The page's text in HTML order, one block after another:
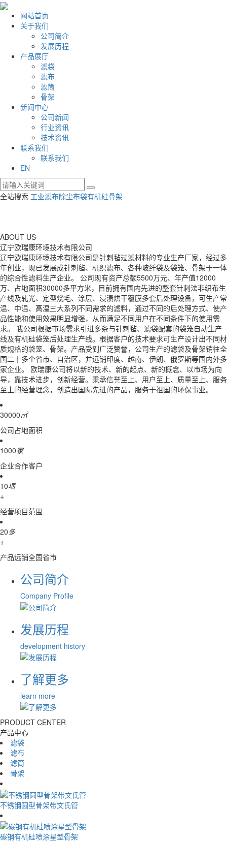
网站首页
关于我们
公司简介
发展历程
产品展厅
滤袋
滤布
滤筒
骨架
新闻中心
公司新闻
行业资讯
技术资讯
联系我们
联系我们
EN
全站搜索 工业滤布除尘布袋有机硅骨架
ABOUT US
辽宁欧瑞康环境技术有限公司
辽宁欧瑞康环境技术有限公司是针刺毡过滤材料的专业生产厂家，经过多
年创业，现已发展成针刺毡、机织滤布、各种玻纤袋及袋笼、骨架于一体
的综合性滤料生产企业。 公司现有资产总额5500万元、年产值12000
万、占地面积30000多平方米，目前拥有国内先进的整套针刺法非织布生
产线及轧光、定型烧毛、涂层、浸渍烘干覆膜多套后处理设备，可生产常
温、中温、高温三大系列不同需求的滤料，通过不同的后处理方式、使产
品性能和使用效果明显增强，从而满足不同用户在不同条件下的使用需
求。 我公司根据市场需求引进多条与针刺毡、滤袋配套的袋笼自动生产
线及有机硅袋笼后处理生产线。根据客户的技术要求可生产设计出不同材
质规格的袋笼、骨架。产品受到广泛赞誉，公司生产的滤袋及骨架销往全
国二十多个省市、自治区，并远销印度、越南、伊朗、俄罗斯等国内外多
家企业。 欧瑞康公司将以新的技术、新的起点、新的概念、以市场为向
导，靠技术进步，创新经营。秉承信誉至上、用户至上、质量至上、服务
至上的经营理念，创造出国际先进的产品，服务于祖国的环保事业。
30000㎡
公司占地面积
1000家
企业合作客户
10项
+
经营项目范围
20多
+
产品远销全国省市
公司简介
Company Profile
发展历程
development history
了解更多
learn more
PRODUCT CENTER
产品中心
滤袋
滤布
滤筒
骨架
不锈钢圆型骨架带文氏管
碳钢有机硅喷涂星型骨架